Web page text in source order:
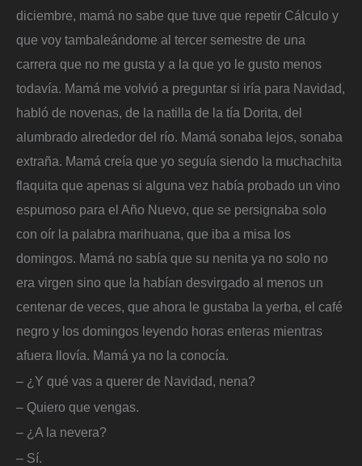
diciembre, mamá no sabe que tuve que repetir Cálculo y
que voy tambaleándome al tercer semestre de una
carrera que no me gusta y a la que yo le gusto menos
todavía. Mamá me volvió a preguntar si iría para Navidad,
habló de novenas, de la natilla de la tía Dorita, del
alumbrado alrededor del río. Mamá sonaba lejos, sonaba
extraña. Mamá creía que yo seguía siendo la muchachita
flaquita que apenas si alguna vez había probado un vino
espumoso para el Año Nuevo, que se persignaba solo
con oír la palabra marihuana, que iba a misa los
domingos. Mamá no sabía que su nenita ya no solo no
era virgen sino que la habían desvirgado al menos un
centenar de veces, que ahora le gustaba la yerba, el café
negro y los domingos leyendo horas enteras mientras
afuera llovía. Mamá ya no la conocía.
– ¿Y qué vas a querer de Navidad, nena?
– Quiero que vengas.
– ¿A la nevera?
– Sí.